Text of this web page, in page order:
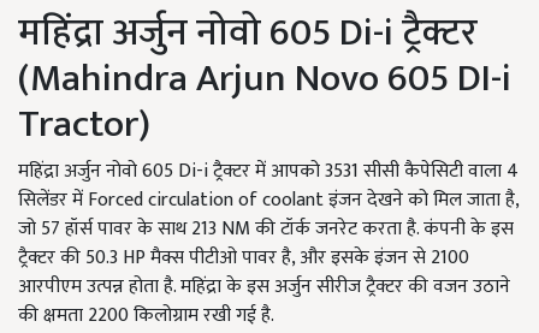
महिंद्रा अर्जुन नोवो 605 Di-i ट्रैक्टर
(Mahindra Arjun Novo 605 DI-i
Tractor)
महिंद्रा अर्जुन नोवो 605 Di-i ट्रैक्टर में आपको 3531 सीसी कैपेसिटी वाला 4
सिलेंडर में Forced circulation of coolant इंजन देखने को मिल जाता है,
जो 57 हॉर्स पावर के साथ 213 NM की टॉर्क जनरेट करता है. कंपनी के इस
ट्रैक्टर की 50.3 HP मैक्स पीटीओ पावर है, और इसके इंजन से 2100
आरपीएम उत्पन्न होता है. महिंद्रा के इस अर्जुन सीरीज ट्रैक्टर की वजन उठाने
की क्षमता 2200 किलोग्राम रखी गई है.